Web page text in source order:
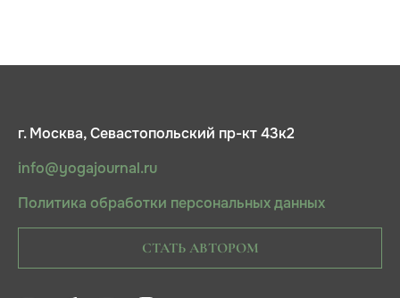
г. Москва, Севастопольский пр-кт 43к2
info@yogajournal.ru
Политика обработки персональных данных
СТАТЬ АВТОРОМ